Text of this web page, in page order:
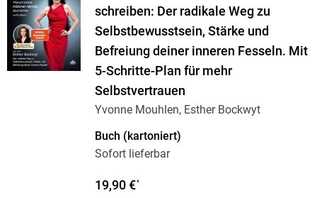
schreiben: Der radikale Weg zu
Selbstbewusstsein, Stärke und
Befreiung deiner inneren Fesseln. Mit
5-Schritte-Plan für mehr
Selbstvertrauen
Yvonne Mouhlen, Esther Bockwyt
Buch (kartoniert)
Sofort lieferbar
19,90 €*